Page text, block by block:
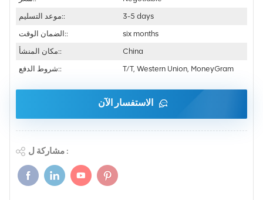
موعد التسليم::
3-5 days
الضمان الوقت::
six months
مكان المنشأ::
China
شروط الدفع::
T/T, Western Union, MoneyGram
الاستفسار الآن
مشاركة ل :